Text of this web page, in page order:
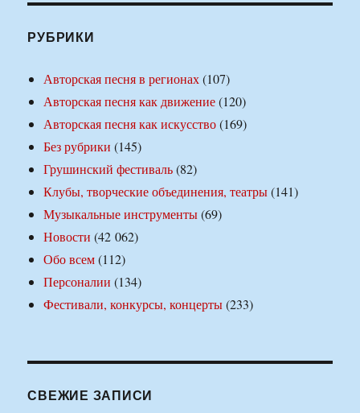
РУБРИКИ
Авторская песня в регионах(107)
Авторская песня как движение(120)
Авторская песня как искусство(169)
Без рубрики (145)
Грушинский фестиваль(82)
Клубы, творческие объединения, театры(141)
Музыкальные инструменты(69)
Новости (42 062)
Обо всем(112)
Персоналии (134)
Фестивали, конкурсы, концерты(233)
СВЕЖИЕ ЗАПИСИ